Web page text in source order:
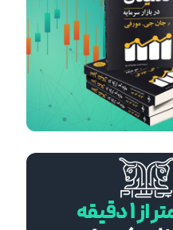
آیا جنگ ایران و آمریکا فرصت طلایی برای تریدرها است؟
مریم آریافر
تأثیر تنش‌های خاورمیانه بر قیمت نفت و جفت‌ ارزها
مریم آریافر
مریم آریافر